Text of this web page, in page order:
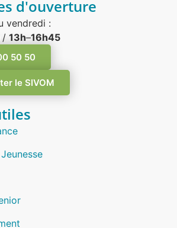
d'ouverture
vendredi :
/ 13h–16h45
50 50
le SIVOM